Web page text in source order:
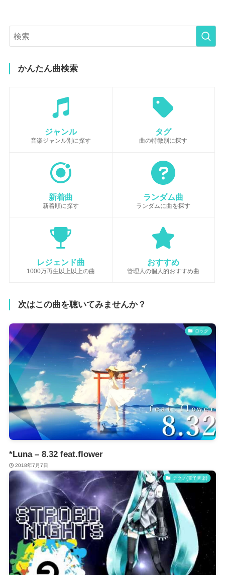
かんたん曲検索
ジャンル
音楽ジャンル別に探す
タグ
曲の特徴別に探す
新着曲
新着順に探す
ランダム曲
ランダムに曲を探す
レジェンド曲
1000万再生以上以上の曲
おすすめ
管理人の個人的おすすめ曲
次はこの曲を聴いてみませんか？
ロック
*Luna – 8.32 feat.flower
2018年7月7日
テクノ(電子音楽)